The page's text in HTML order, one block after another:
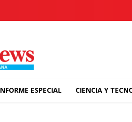
ESPECIAL CIENCIA Y